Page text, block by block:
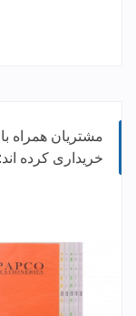
مشتریان همراه
خریداری کرده اند: